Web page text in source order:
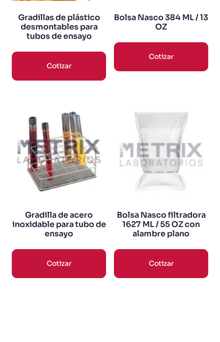
Gradillas de plástico
desmontables para
tubos de ensayo
Cotizar
Bolsa Nasco 384 ML / 13
OZ
Cotizar
Gradilla de acero
inoxidable para tubo de
ensayo
Cotizar
Bolsa Nasco filtradora
1627 ML / 55 OZ con
alambre plano
Cotizar